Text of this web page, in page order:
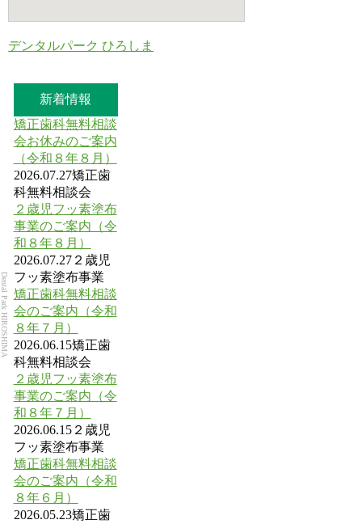
Dental Park HIROSHIMA
デンタルパーク ひろしま
新着情報
矯正歯科無料相談
会お休みのご案内
（令和８年８月）
2026.07.27矯正歯
科無料相談会
２歳児フッ素塗布
事業のご案内（令
和８年８月）
2026.07.27２歳児
フッ素塗布事業
矯正歯科無料相談
会のご案内（令和
８年７月）
2026.06.15矯正歯
科無料相談会
２歳児フッ素塗布
事業のご案内（令
和８年７月）
2026.06.15２歳児
フッ素塗布事業
矯正歯科無料相談
会のご案内（令和
８年６月）
2026.05.23矯正歯